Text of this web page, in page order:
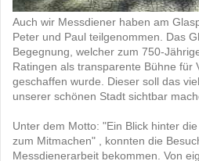
Auch wir Messdiener haben am
Peter und Paul teilgenommen. Das
Begegnung, welcher zum 750-
Ratingen als transparente Bühne für
geschaffen wurde. Dieser soll das
unserer schönen Stadt sichtbar
Unter dem Motto: "Ein Blick hinter
zum Mitmachen" , konnten die
Messdienerarbeit bekommen. Von